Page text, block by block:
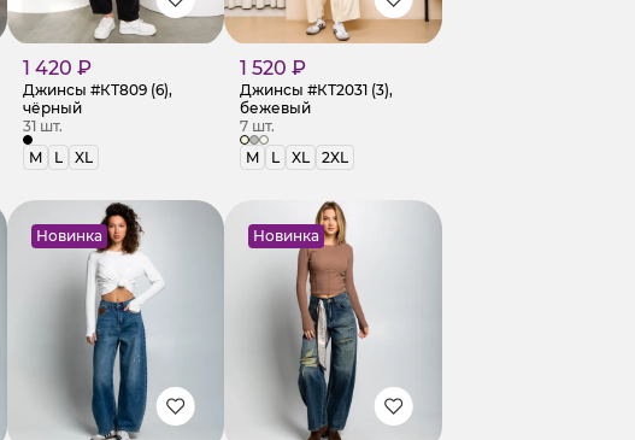
1 420 ₽
Джинсы #КТ809 (6),
чёрный
31 шт.
M
L XL
1 520 ₽
Джинсы #КТ2031 (3),
бежевый
7 шт.
M
L XL 2XL
Новинка Новинка